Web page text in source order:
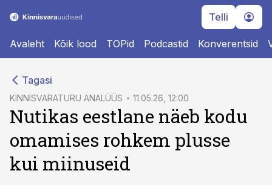
Telli
Avaleht Kõik lood TOPid Podcastid Konverentsid
Tagasi
KINNISVARATURU ANALÜÜS 11.05.26, 12:00
Nutikas eestlane näeb kodu
omamises rohkem plusse
kui miinuseid